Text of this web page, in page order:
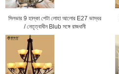
সিলভার 9 হাল্কা পেটা লোহা আলোর E27 ভাস্বর
/ নেতৃত্বাধীন Blub সঙ্গে রাজধানী